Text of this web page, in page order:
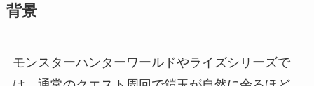
背景
モンスターハンターワールドやライズシリーズで